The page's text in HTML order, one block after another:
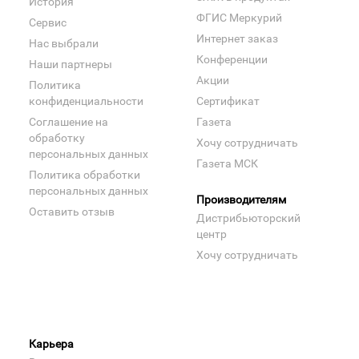
Сервис
Нас выбрали
Наши партнеры
Политика
конфиденциальности
Соглашение на
обработку
персональных данных
Политика обработки
персональных данных
Оставить отзыв
ФГИС Меркурий
Интернет заказ
Конференции
Акции
Сертификат
Газета
Хочу сотрудничать
Газета МСК
Производителям
Дистрибьюторский
центр
Хочу сотрудничать
Карьера